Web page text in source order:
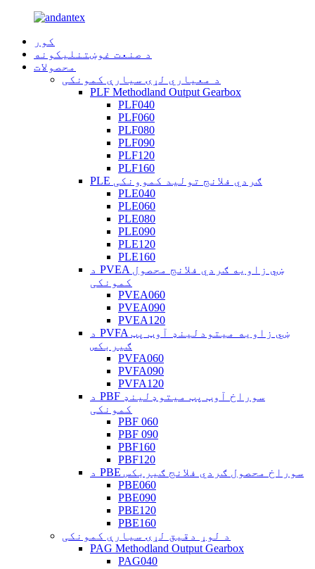
کور
د صنعت غوښتنلیکونه
محصولات
د معیاري لړۍ سیارې کمونکی
PLF Methodland Output Gearbox
PLF040
PLF060
PLF080
PLF090
PLF120
PLF160
PLE ګردي فلانج تولید کموونکی
PLE040
PLE060
PLE080
PLE090
PLE120
PLE160
د PVEA ښي زاویه ګردي فلانج محصول
کمونکی
PVEA060
PVEA090
PVEA120
د PVFA ښي زاویه میتودلینډ آوټ پټ
ګیربکس
PVFA060
PVFA090
PVFA120
د PBF سوراخ آوټ پټ میتوډلینډ
کمونکی
PBF 060
PBF 090
PBF160
PBF120
د PBE سوراخ محصول ګردي فلانج ګیربکس
PBE060
PBE090
PBE120
PBE160
د لوړ دقیق لړۍ سیارې کمونکی
PAG Methodland Output Gearbox
PAG040